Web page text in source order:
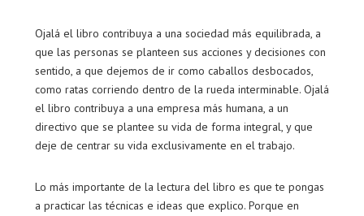
Ojalá el libro contribuya a una sociedad más equilibrada, a
que las personas se planteen sus acciones y decisiones con
sentido, a que dejemos de ir como caballos desbocados,
como ratas corriendo dentro de la rueda interminable. Ojalá
el libro contribuya a una empresa más humana, a un
directivo que se plantee su vida de forma integral, y que
deje de centrar su vida exclusivamente en el trabajo.
Lo más importante de la lectura del libro es que te pongas
a practicar las técnicas e ideas que explico. Porque en